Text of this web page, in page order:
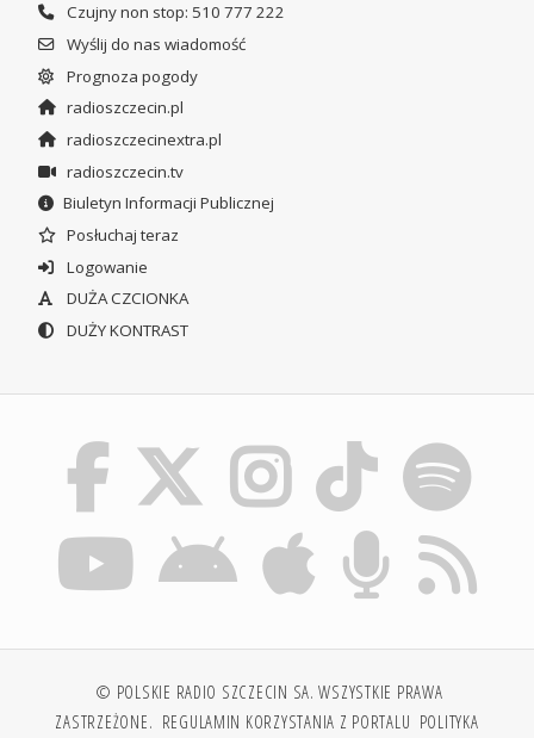
Czujny non stop: 510 777 222
Wyślij do nas wiadomość
Prognoza pogody
radioszczecin.pl
radioszczecinextra.pl
radioszczecin.tv
Biuletyn Informacji Publicznej
Posłuchaj teraz
Logowanie
DUŻA CZCIONKA
DUŻY KONTRAST
© POLSKIE RADIO SZCZECIN SA. WSZYSTKIE PRAWA
ZASTRZEŻONE. REGULAMIN KORZYSTANIA Z PORTALU POLITYKA